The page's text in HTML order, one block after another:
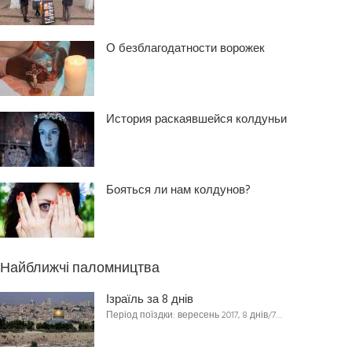
О безблагодатности ворожек
История раскаявшейся колдуньи
Бояться ли нам колдунов?
Найближчі паломництва
Ізраїль за 8 днів
Період поїздки: вересень 2017, 8 днів/7…